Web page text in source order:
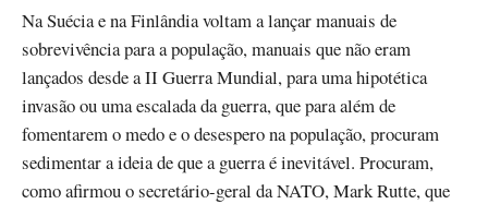
Na Suécia e na Finlândia voltam a lançar manuais de
sobrevivência para a população, manuais que não eram
lançados desde a II Guerra Mundial, para uma hipotética
invasão ou uma escalada da guerra, que para além de
fomentarem o medo e o desespero na população, procuram
sedimentar a ideia de que a guerra é inevitável. Procuram,
como afirmou o secretário-geral da NATO, Mark Rutte, que